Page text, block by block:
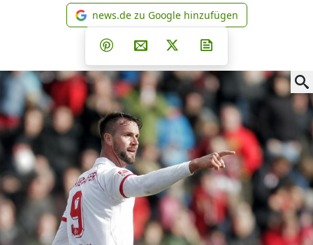
news.de zu Google
news.de zu Google hinzufügen
Teilen auf Facebook
Teilen auf Whatsapp
Teilen auf Telegram
Teilen auf Pinterest
Per E-Mail teilen
Post auf X